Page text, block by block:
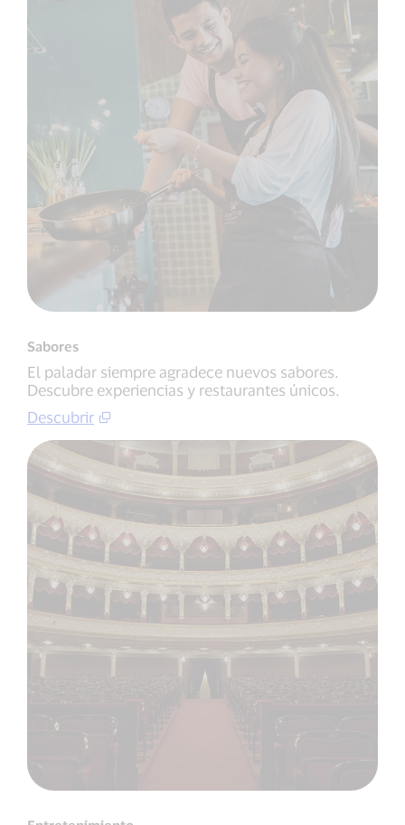
Sabores
El paladar siempre agradece nuevos sabores.
Descubre experiencias y restaurantes únicos.
Descubrir